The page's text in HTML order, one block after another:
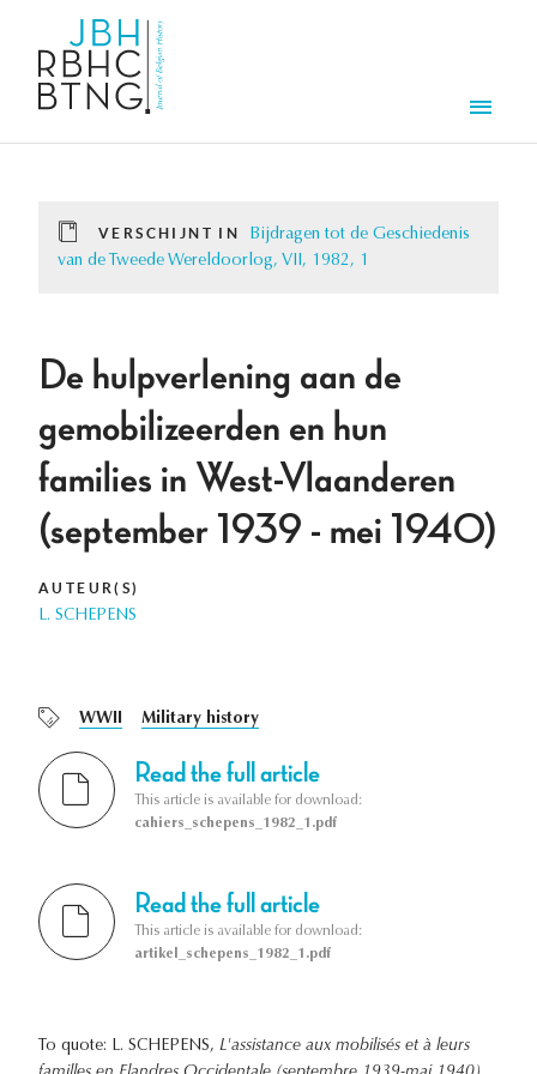
VERSCHIJNT IN
Bijdragen tot de Geschiedenis
van de Tweede Wereldoorlog, VII, 1982, 1
De hulpverlening aan de
gemobilizeerden en hun
families in West-Vlaanderen
(september 1939 - mei 1940)
AUTEUR(S)
L. SCHEPENS
WWII Military history
Read the full article
This article is available for download:
cahiers_schepens_1982_1.pdf
Read the full article
This article is available for download:
artikel_schepens_1982_1.pdf
To quote: L. SCHEPENS, L'assistance aux mobilisés et à leurs